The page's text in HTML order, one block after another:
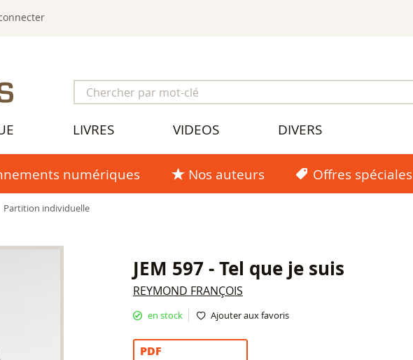
LIVRES VIDEOS DIVERS
numériques Nos auteurs Offres spéciales
Partition individuelle
JEM 597 - Tel que je suis
REYMOND FRANÇOIS
en stock Ajouter aux favoris
PDF